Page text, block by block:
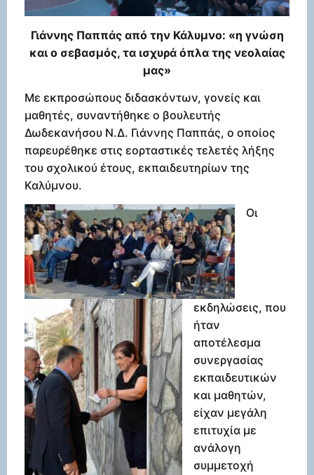
Γιάννης Παππάς από την Κάλυμνο: «η γνώση
και ο σεβασμός, τα ισχυρά όπλα της νεολαίας
μας»
Με εκπροσώπους διδασκόντων, γονείς και
μαθητές, συναντήθηκε ο βουλευτής
Δωδεκανήσου Ν.Δ. Γιάννης Παππάς, ο οποίος
παρευρέθηκε στις εορταστικές τελετές λήξης
του σχολικού έτους, εκπαιδευτηρίων της
Καλύμνου.
Οι
εκδηλώσεις, που
ήταν
αποτέλεσμα
συνεργασίας
εκπαιδευτικών
και μαθητών,
είχαν μεγάλη
επιτυχία με
ανάλογη
συμμετοχή